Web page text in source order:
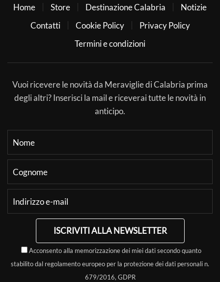
Home Store Destinazione Calabria
Notizie
Contatti
Cookie Policy
Privacy Policy
Termini e condizioni
Vuoi ricevere le novità da Meraviglie di Calabria prima
degli altri? Inserisci la mail e riceverai tutte le novità in
anticipo.
ISCRIVITI ALLA NEWSLETTER
Acconsento alla memorizzazione dei miei dati secondo quanto
stabilito dal regolamento europeo per la protezione dei dati personali n.
679/2016, GDPR